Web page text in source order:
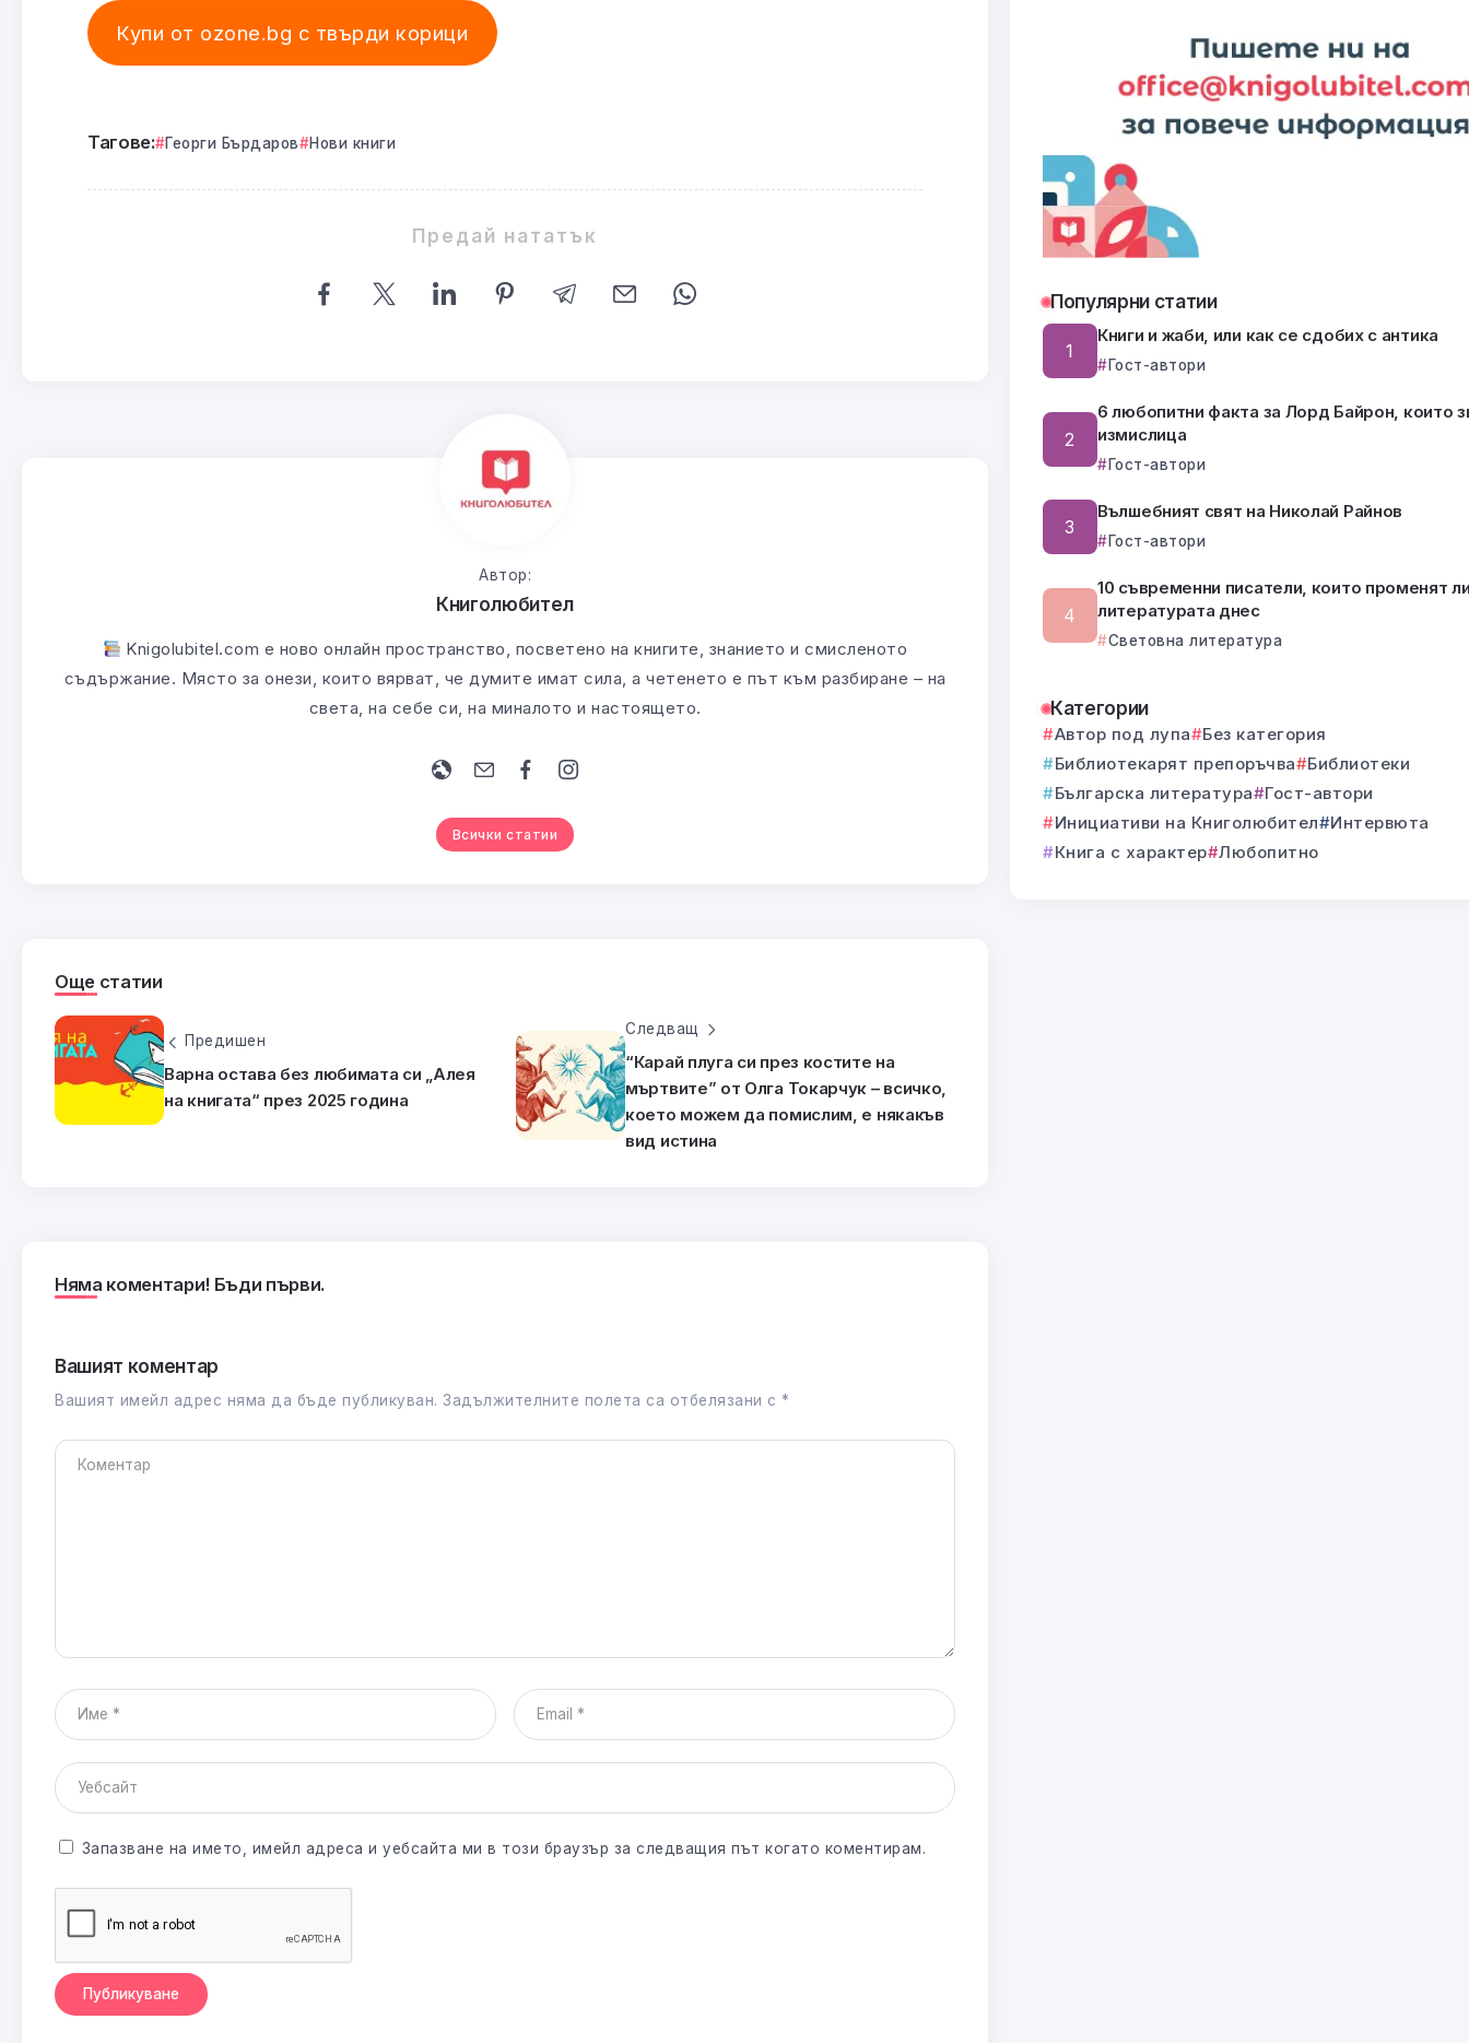
Купи от ozone.bg с твърди корици
Тагове: Георги Бърдаров Нови книги
Предай нататък
Автор:
Книголюбител
Knigolubitel.com е ново онлайн пространство, посветено на книгите, знанието и смисленото
съдържание. Място за онези, които вярват, че думите имат сила, а четенето е път към разбиране – на
света, на себе си, на миналото и настоящето.
Всички статии
Още статии
Предишен
Варна остава без любимата си „Алея
на книгата“ през 2025 година
Следващ
“Карай плуга си през костите на
мъртвите” от Олга Токарчук – всичко,
което можем да помислим, е някакъв
вид истина
Няма коментари! Бъди първи.
Вашият коментар
Вашият имейл адрес няма да бъде публикуван. Задължителните полета са отбелязани с *
Запазване на името, имейл адреса и уебсайта ми в този браузър за следващия път когато коментирам.
Популярни статии
Книги и жаби, или как се сдобих с антика
Гост-автори
6 любопитни факта за Лорд Байрон, които
измислица
Гост-автори
Вълшебният свят на Николай Райнов
Гост-автори
10 съвременни писатели, които променят
литературата днес
Световна литература
Категории
Автор под лупа
Без категория
Библиотекарят препоръчва
Библиотеки
Българска литература
Гост-автори
Инициативи на Книголюбител
Интервюта
Книга с характер Любопитно